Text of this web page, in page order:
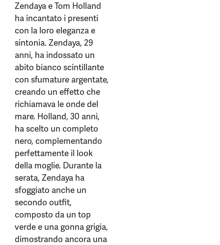
Zendaya e Tom Holland
ha incantato i presenti
con la loro eleganza e
sintonia. Zendaya, 29
anni, ha indossato un
abito bianco scintillante
con sfumature argentate,
creando un effetto che
richiamava le onde del
mare. Holland, 30 anni,
ha scelto un completo
nero, complementando
perfettamente il look
della moglie. Durante la
serata, Zendaya ha
sfoggiato anche un
secondo outfit,
composto da un top
verde e una gonna grigia,
dimostrando ancora una